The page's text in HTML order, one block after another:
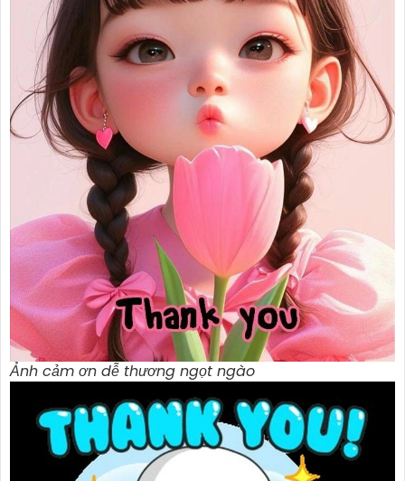
Ảnh cảm ơn dễ thương ngọt ngào